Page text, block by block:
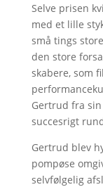
Selve prisen
med et lille
små tings
den store
skabere, som
Gertrud fra
succesrigt
Gertrud blev
pompøse
selvfølgelig